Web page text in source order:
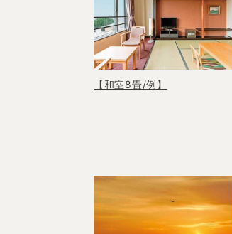
【和室8畳/例】